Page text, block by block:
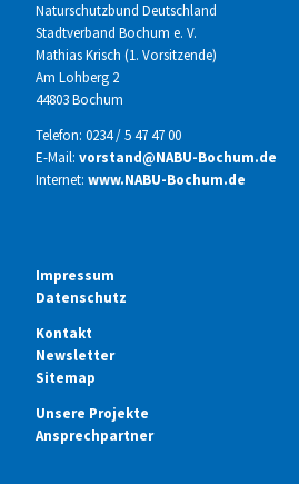
Naturschutzbund Deutschland
Stadtverband Bochum e. V.
Mathias Krisch (1. Vorsitzende)
Am Lohberg 2
44803 Bochum
Telefon: 0234 / 5 47 47 00
E-Mail: vorstand@NABU-Bochum.de
Internet: www.NABU-Bochum.de
Impressum
Datenschutz
Kontakt
Newsletter
Sitemap
Unsere Projekte
Ansprechpartner